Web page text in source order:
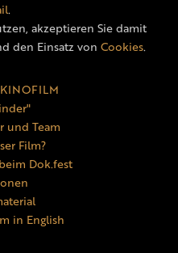
.
akzeptieren Sie damit
den Einsatz von Cookies.
und Team
Film?
Dok.fest
in English